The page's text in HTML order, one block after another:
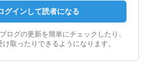
グインして読者になる
ログの更新を簡単にチェックしたり、
取ったりできるようになります。